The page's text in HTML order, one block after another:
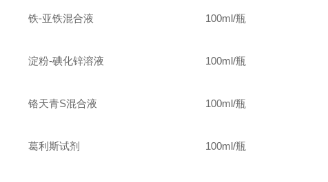
铁-亚铁混合液 100ml/瓶
淀粉-碘化锌溶液 100ml/瓶
铬天青S混合液 100ml/瓶
葛利斯试剂 100ml/瓶